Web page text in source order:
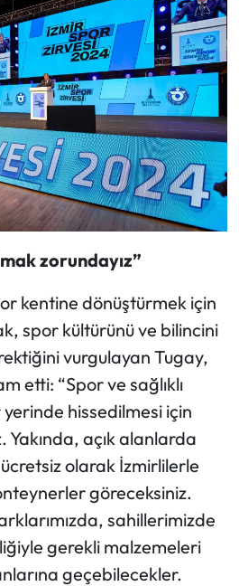
zorundayız”
kentine dönüştürmek için
spor kültürünü ve bilincini
vurgulayan Tugay,
etti: “Spor ve sağlıklı
hissedilmesi için
açık alanlarda
olarak İzmirlilerle
göreceksiniz.
sahillerimizde
gerekli malzemeleri
geçebilecekler.